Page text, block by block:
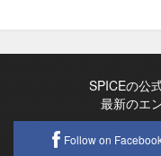
SPICEの公
最新のエ
Follow on